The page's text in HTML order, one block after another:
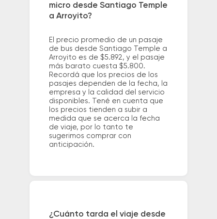
micro desde Santiago Temple
a Arroyito?
El precio promedio de un pasaje
de bus desde Santiago Temple a
Arroyito es de $5.892, y el pasaje
más barato cuesta $5.800.
Recordá que los precios de los
pasajes dependen de la fecha, la
empresa y la calidad del servicio
disponibles. Tené en cuenta que
los precios tienden a subir a
medida que se acerca la fecha
de viaje, por lo tanto te
sugerimos comprar con
anticipación.
¿Cuánto tarda el viaje desde